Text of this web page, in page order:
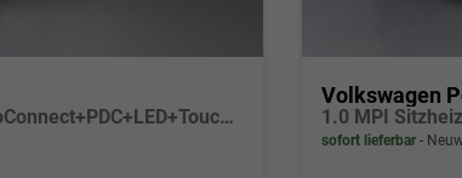
1.0 MPI Sitzheizung+AppConnect+PDC+LED+Touch+Lichtsensor+MultiLenkrad
Volkswagen
sofort lieferbar